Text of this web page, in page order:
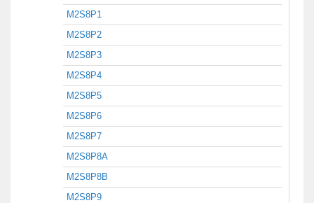
M2S8P1
M2S8P2
M2S8P3
M2S8P4
M2S8P5
M2S8P6
M2S8P7
M2S8P8A
M2S8P8B
M2S8P9